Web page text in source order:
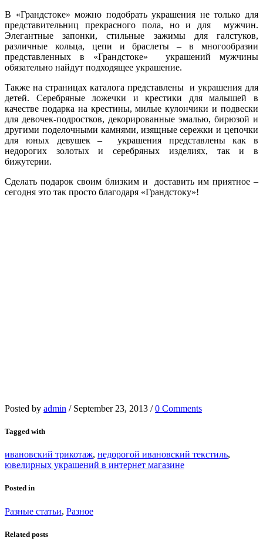
В «Грандстоке» можно подобрать украшения не только для
представительниц прекрасного пола, но и для мужчин.
Элегантные запонки, стильные зажимы для галстуков,
различные кольца, цепи и браслеты – в многообразии
представленных в «Грандстоке» украшений мужчины
обязательно найдут подходящее украшение.
Также на страницах каталога представлены и украшения для
детей. Серебряные ложечки и крестики для малышей в
качестве подарка на крестины, милые кулончики и подвески
для девочек-подростков, декорированные эмалью, бирюзой и
другими поделочными камнями, изящные сережки и цепочки
для юных девушек – украшения представлены как в
недорогих золотых и серебряных изделиях, так и в
бижутерии.
Сделать подарок своим близким и доставить им приятное –
сегодня это так просто благодаря «Грандстоку»!
Posted by admin / September 23, 2013 / 0 Comments
Tagged with
ивановский трикотаж, недорогой ивановский текстиль,
ювелирных украшений в интернет магазине
Posted in
Разные статьи, Разное
Related posts